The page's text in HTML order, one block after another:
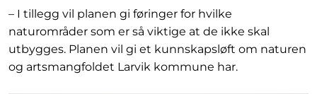
– I tillegg vil planen gi føringer for hvilke
naturområder som er så viktige at de ikke skal
utbygges. Planen vil gi et kunnskapsløft om naturen
og artsmangfoldet Larvik kommune har.